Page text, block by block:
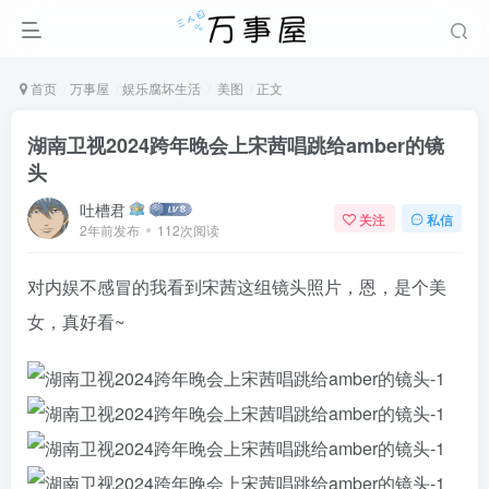
首页 万事屋 娱乐腐坏生活 美图 正文
湖南卫视2024跨年晚会上宋茜唱跳给amber的镜
头
吐槽君
2年前发布 112次阅读
关注 私信
对内娱不感冒的我看到宋茜这组镜头照片，恩，是个美
女，真好看~